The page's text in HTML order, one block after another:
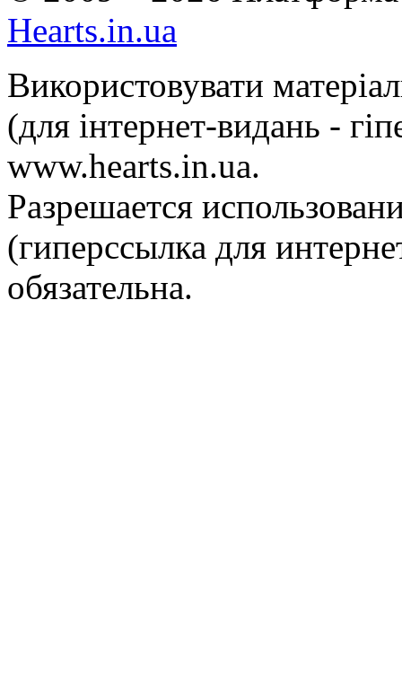
Hearts.in.ua
Використовувати
(для інтернет-видань -
www.hearts.in.ua.
Разрешается
(гиперссылка для
обязательна.